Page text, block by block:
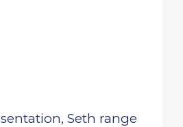
Seth range